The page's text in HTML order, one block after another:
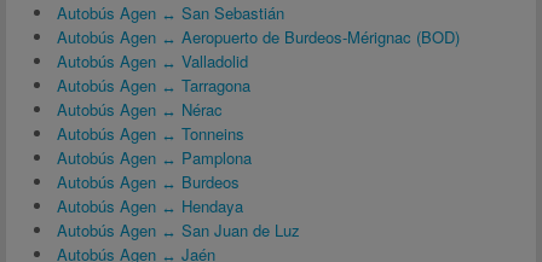
Autobús Agen ↔ San Sebastián
Autobús Agen ↔ Aeropuerto de Burdeos-Mérignac (BOD)
Autobús Agen ↔ Valladolid
Autobús Agen ↔ Tarragona
Autobús Agen ↔ Nérac
Autobús Agen ↔ Tonneins
Autobús Agen ↔ Pamplona
Autobús Agen ↔ Burdeos
Autobús Agen ↔ Hendaya
Autobús Agen ↔ San Juan de Luz
Autobús Agen ↔ Jaén